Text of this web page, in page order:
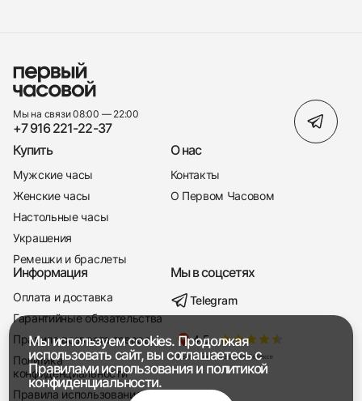
+7 916 221-22-37
Мы насвязи 08:00 — 19:00
Мы на связи 08:00 — 22:00
+7 916 221-22-37
Купить
Мужские часы
Женские часы
Настольные часы
Украшения
Ремешки и браслеты
О нас
Контакты
О Первом Часовом
Информация
Оплата и доставка
Гарантийные обязательства
Правила возврата товара
Политика
конфиденциальности
Правила использования
Мы в соцсетях
Telegram
Мы используем cookies. Продолжая
использовать сайт, вы соглашаетесь с
Правилами использованияи политикой
конфиденциальности.